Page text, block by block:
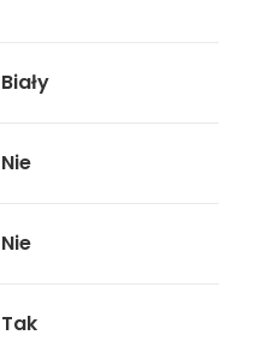
Biały
Nie
Nie
Tak